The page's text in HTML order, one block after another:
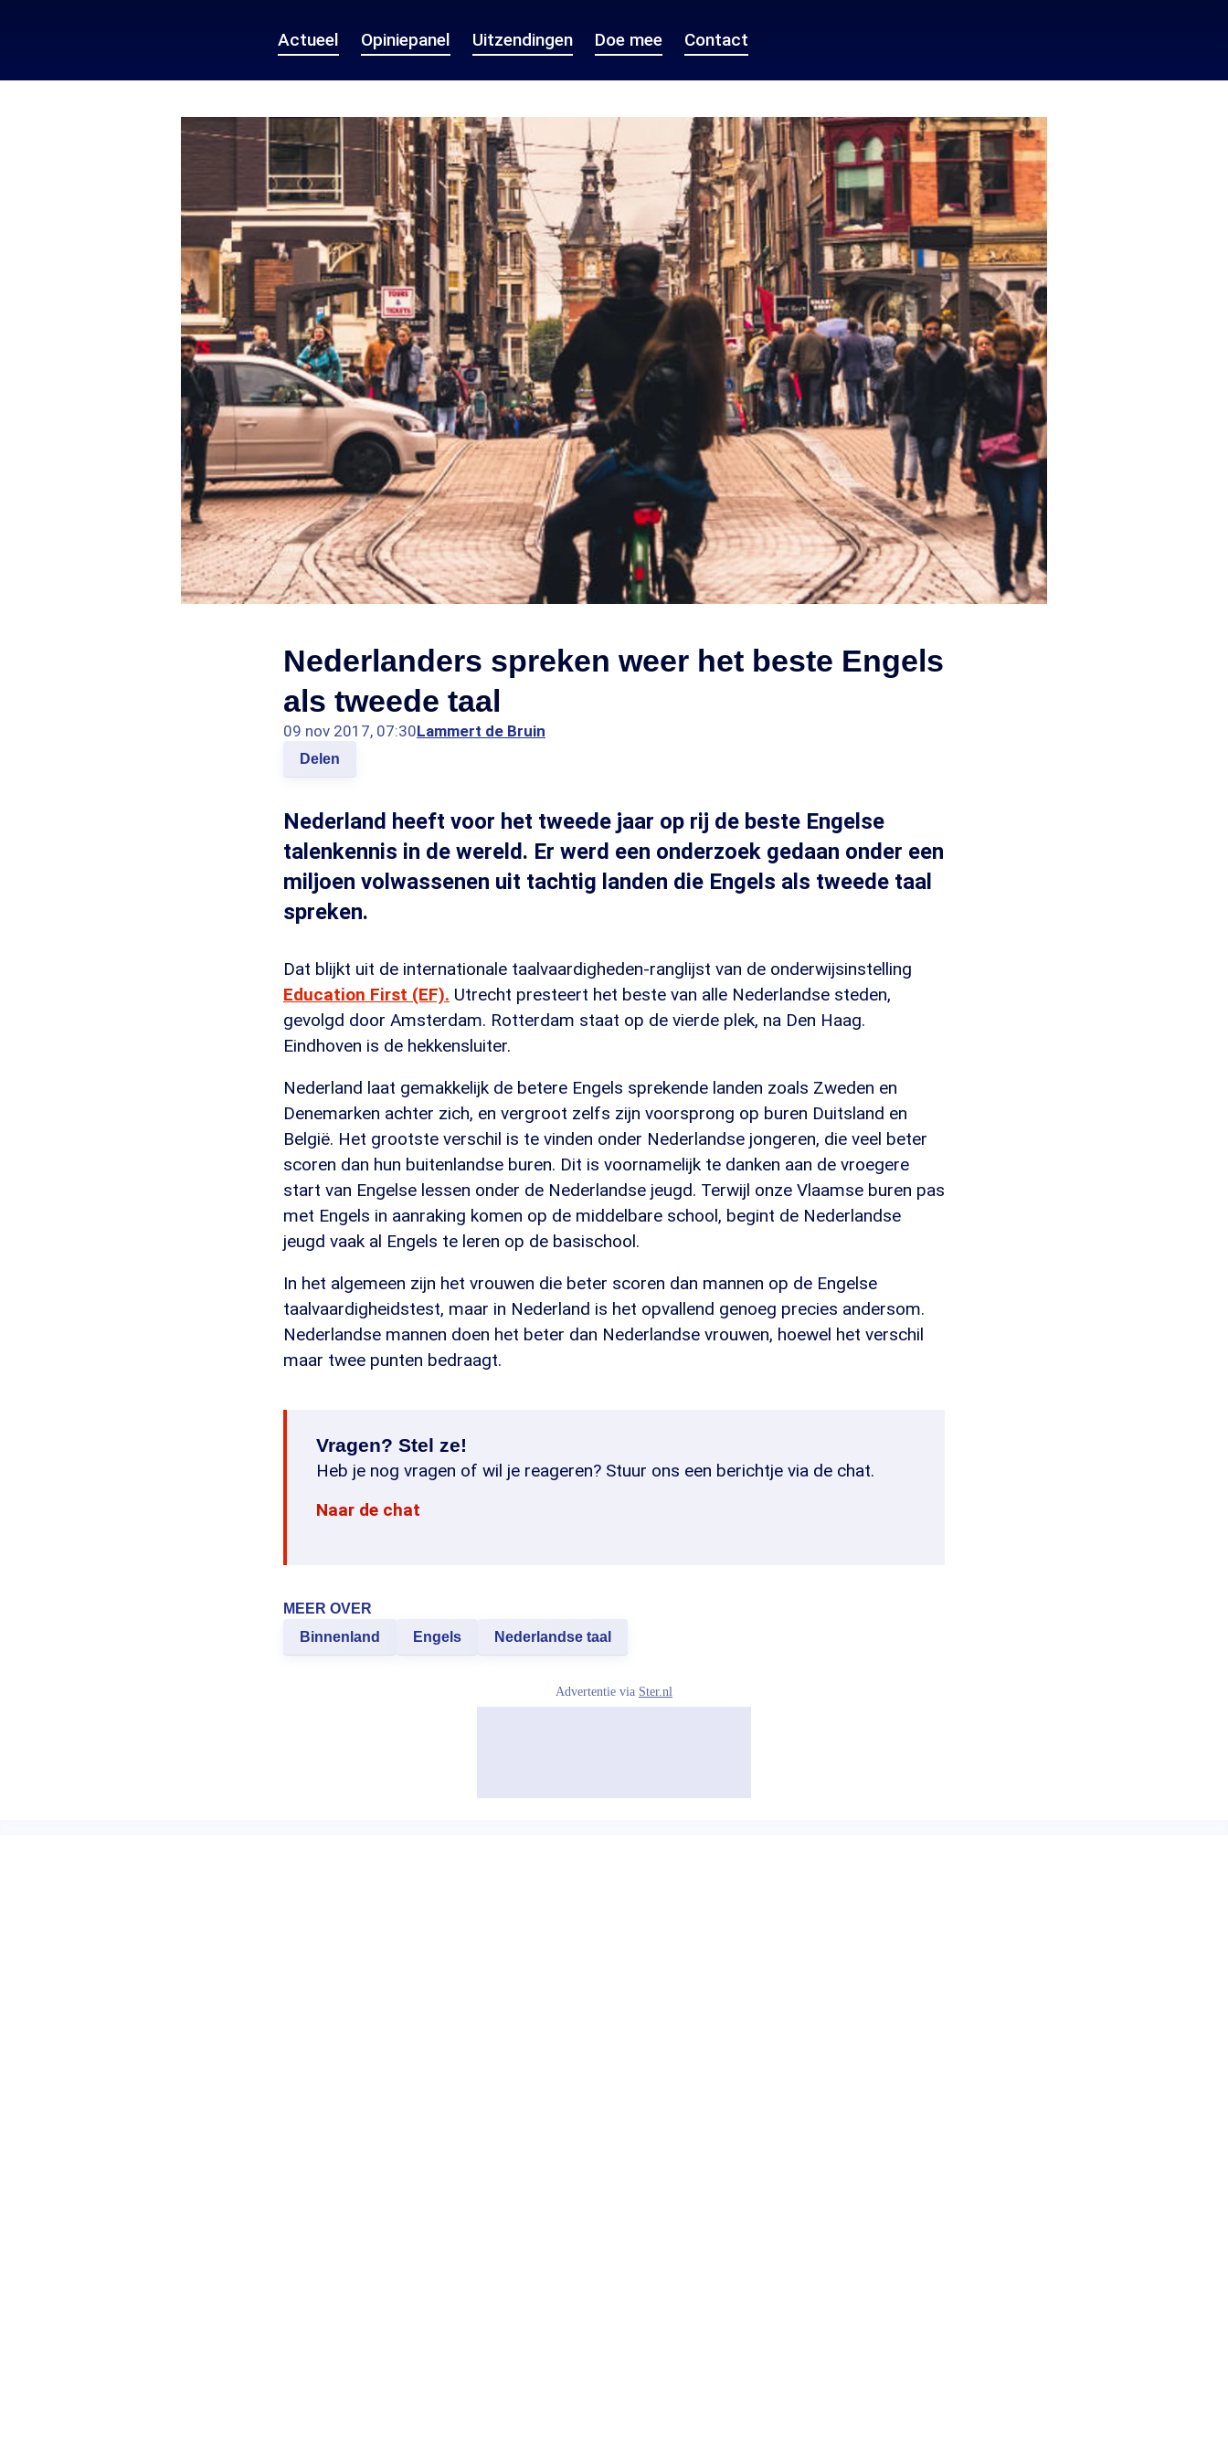
Actueel Opiniepanel Uitzendingen Doe mee Contact
Nederlanders spreken weer het beste Engels
als tweede taal
09 nov 2017, 07:30Lammert de Bruin
Delen
Nederland heeft voor het tweede jaar op rij de beste Engelse
talenkennis in de wereld. Er werd een onderzoek gedaan onder een
miljoen volwassenen uit tachtig landen die Engels als tweede taal
spreken.
Dat blijkt uit de internationale taalvaardigheden-ranglijst van de onderwijsinstelling
Education First (EF). Utrecht presteert het beste van alle Nederlandse steden,
gevolgd door Amsterdam. Rotterdam staat op de vierde plek, na Den Haag.
Eindhoven is de hekkensluiter.
Nederland laat gemakkelijk de betere Engels sprekende landen zoals Zweden en
Denemarken achter zich, en vergroot zelfs zijn voorsprong op buren Duitsland en
België. Het grootste verschil is te vinden onder Nederlandse jongeren, die veel beter
scoren dan hun buitenlandse buren. Dit is voornamelijk te danken aan de vroegere
start van Engelse lessen onder de Nederlandse jeugd. Terwijl onze Vlaamse buren pas
met Engels in aanraking komen op de middelbare school, begint de Nederlandse
jeugd vaak al Engels te leren op de basischool.
In het algemeen zijn het vrouwen die beter scoren dan mannen op de Engelse
taalvaardigheidstest, maar in Nederland is het opvallend genoeg precies andersom.
Nederlandse mannen doen het beter dan Nederlandse vrouwen, hoewel het verschil
maar twee punten bedraagt.
Vragen? Stel ze!
Heb je nog vragen of wil je reageren? Stuur ons een berichtje via de chat.
Naar de chat
MEER OVER
Binnenland
Engels Nederlandse taal
Advertentie via Ster.nl